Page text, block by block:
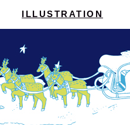
ILLUSTRATION